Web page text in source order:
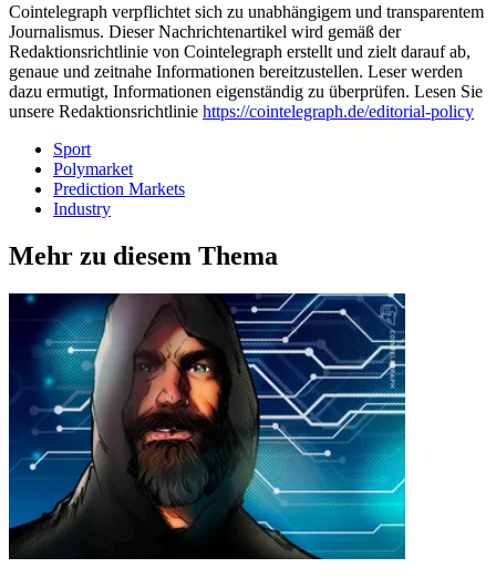
Cointelegraph verpflichtet sich zu unabhängigem und transparentem
Journalismus. Dieser Nachrichtenartikel wird gemäß der
Redaktionsrichtlinie von Cointelegraph erstellt und zielt darauf ab,
genaue und zeitnahe Informationen bereitzustellen. Leser werden
dazu ermutigt, Informationen eigenständig zu überprüfen. Lesen Sie
unsere Redaktionsrichtlinie https://cointelegraph.de/editorial-policy
Sport
Polymarket
Prediction Markets
Industry
Mehr zu diesem Thema